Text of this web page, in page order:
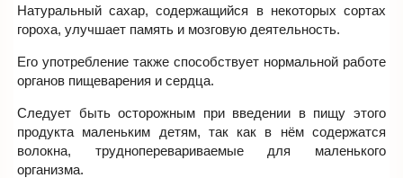
Натуральный сахар, содержащийся в некоторых сортах
гороха, улучшает память и мозговую деятельность.
Его употребление также способствует нормальной работе
органов пищеварения и сердца.
Следует быть осторожным при введении в пищу этого
продукта маленьким детям, так как в нём содержатся
волокна, трудноперевариваемые для маленького
организма.